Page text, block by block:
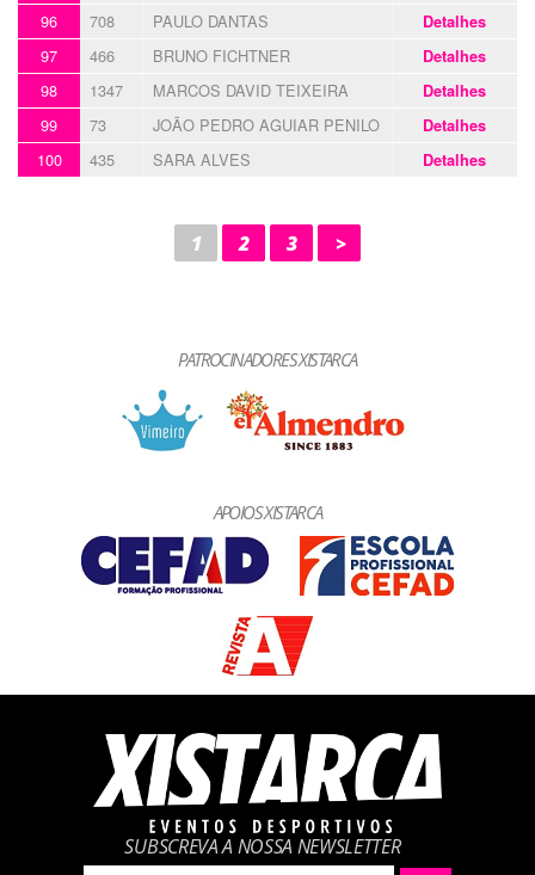
96 708 PAULO DANTAS Detalhes
97 466 BRUNO FICHTNER Detalhes
98 1347 MARCOS DAVID TEIXEIRA Detalhes
99 73 JOÃO PEDRO AGUIAR PENILO Detalhes
100 435 SARA ALVES Detalhes
1 2 3 >
PATROCINADORES XISTARCA
APOIOS XISTARCA
SUBSCREVA A NOSSA NEWSLETTER